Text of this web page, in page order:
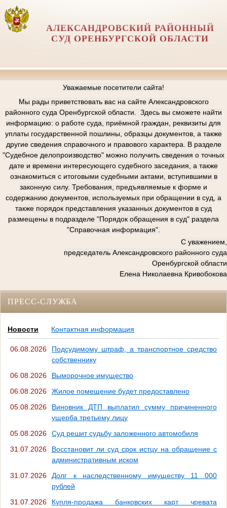
АЛЕКСАНДРОВСКИЙ РАЙОННЫЙ
СУД ОРЕНБУРГСКОЙ ОБЛАСТИ
Уважаемые посетители сайта!
Мы рады приветствовать вас на сайте Александровского
районного суда Оренбургской области. Здесь вы сможете найти
информацию: о работе суда, приёмной граждан, реквизиты для
уплаты государственной пошлины, образцы документов, а также
другие сведения справочного и правового характера. В разделе
"Судебное делопроизводство" можно получить сведения о точных
дате и времени интересующего судебного заседания, а также
ознакомиться с итоговыми судебными актами, вступившими в
законную силу. Требования, предъявляемые к форме и
содержанию документов, используемых при обращении в суд, а
также порядок представления указанных документов в суд
размещены в подразделе "Порядок обращения в суд" раздела
"Справочная информация".
С уважением,
председатель Александровского районного суда
Оренбургской области
Елена Николаевна Кривобокова
ПРЕСС-СЛУЖБА
Новости Контактная информация
06.08.2026
Подсудимому штраф, а транспортное средство
собственнику
06.08.2026
Выморочное имущество
06.08.2026
Жилое помещение будет предоставлено
05.08.2026
Виновник ДТП выплатил сумму причиненного
ущерба третьему лицу
05.08.2026
Суд решит судьбу заложенного автомобиля
31.07.2026
Восстановит ли суд срок истцу на обращение с
административным иском
31.07.2026
Долг к наследственному имуществу 11 000
рублей
31.07.2026
Купля-продажа банковских карт чревата